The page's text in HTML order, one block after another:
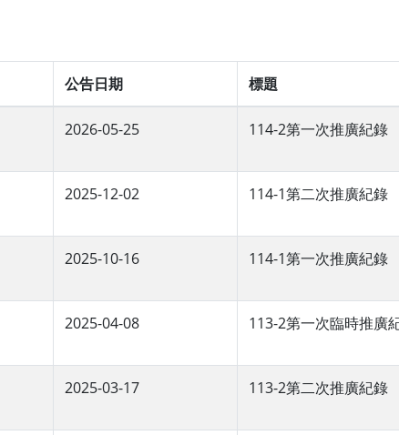
公告日期 標題
2026-05-25 114-2第一次推廣紀錄
2025-12-02 114-1第二次推廣紀錄
2025-10-16 114-1第一次推廣紀錄
2025-04-08 113-2第一次臨時推廣
2025-03-17 113-2第二次推廣紀錄